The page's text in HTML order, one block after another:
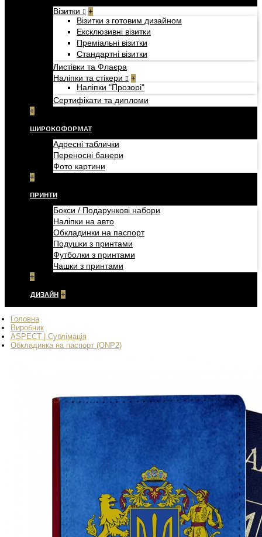
Візитки +
Візитки з готовим дизайном
Ексклюзивні візитки
Преміальні візитки
Стандартні візитки
Листівки та Флаєра
Наліпки та стікери
+
Наліпки "Прозорі"
Сертифікати та дипломи
+
ШИРОКОФОРМАТ
Адресні таблички
Переносні банери
Фото картини
+
ПРИНТИ
Бокси / Подарункові набори
Наліпки на авто
Обкладинки на паспорт
Подушки з принтами
Футболки з принтами
Чашки з принтами
+
ДИЗАЙН +
Головна
Виробник
ASPECT | Сублімація
Обкладинка на паспорт (ONP2)